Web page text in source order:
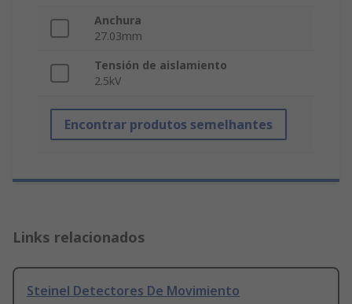
Anchura
27.03mm
Tensión de aislamiento
2.5kV
Encontrar produtos semelhantes
Links relacionados
Steinel Detectores De Movimiento